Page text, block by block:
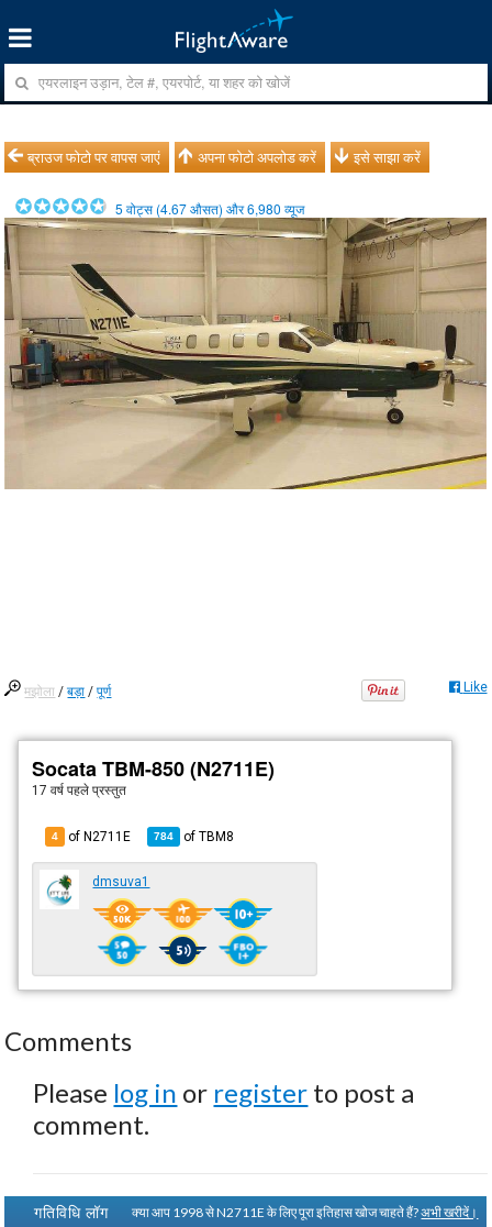
ब्राउज फोटो पर वापस जाएं अपना फोटो अपलोड करें इसे साझा करें
5 वोट्स (4.67औसत) और6,980 व्यूज
मझोला /बड़ा /पूर्ण Like
Socata TBM-850 (N2711E)
17 वर्ष पहले प्रस्तुत
4 of N2711E 784 ofTBM8
dmsuva1
Comments
Please log in or register to post a
comment.
गतिविधि लॉग क्या आप 1998 से N2711E के लिए पूरा इतिहास खोज चाहते हैं?अभी खरीदें।